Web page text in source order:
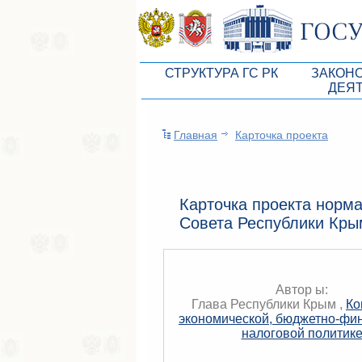
СТРУКТУРА ГС РК
Президиум ГС РК
Депутатские фракции ГС РК
Аппарат ГС РК
Советники Председателя ГС РК
Управление делами ГС РК
Поиск депутата по округу
Бюджет
Главная Карточка проекта
Карточка проекта
Совета Республики
Автор ы:
Глава Республики Крым ,
экономической, бюджетно-
налоговой политике